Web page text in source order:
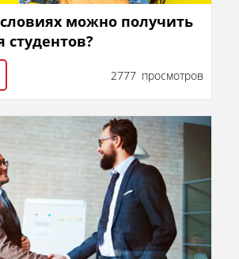
можно получить
студентов?
2777 просмотров